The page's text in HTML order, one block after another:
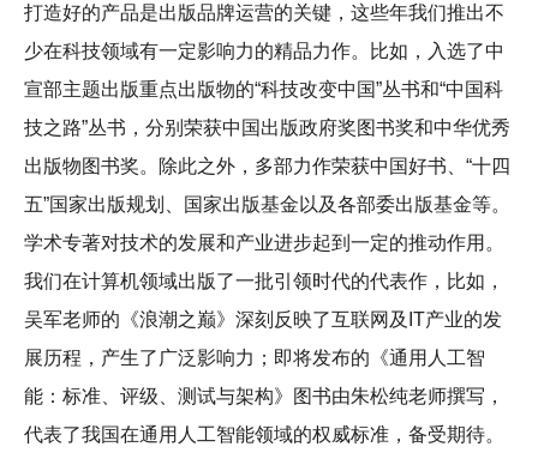
打造好的产品是出版品牌运营的关键，这些年我们推出不
少在科技领域有一定影响力的精品力作。比如，入选了中
宣部主题出版重点出版物的“科技改变中国”丛书和“中国科
技之路”丛书，分别荣获中国出版政府奖图书奖和中华优秀
出版物图书奖。除此之外，多部力作荣获中国好书、“十四
五”国家出版规划、国家出版基金以及各部委出版基金等。
学术专著对技术的发展和产业进步起到一定的推动作用。
我们在计算机领域出版了一批引领时代的代表作，比如，
吴军老师的《浪潮之巅》深刻反映了互联网及IT产业的发
展历程，产生了广泛影响力；即将发布的《通用人工智
能：标准、评级、测试与架构》图书由朱松纯老师撰写，
代表了我国在通用人工智能领域的权威标准，备受期待。